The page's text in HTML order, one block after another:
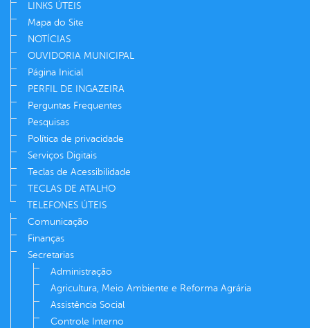
LINKS ÚTEIS
Mapa do Site
NOTÍCIAS
OUVIDORIA MUNICIPAL
Página Inicial
PERFIL DE INGAZEIRA
Perguntas Frequentes
Pesquisas
Política de privacidade
Serviços Digitais
Teclas de Acessibilidade
TECLAS DE ATALHO
TELEFONES ÚTEIS
Comunicação
Finanças
Secretarias
Administração
Agricultura, Meio Ambiente e Reforma Agrária
Assistência Social
Controle Interno